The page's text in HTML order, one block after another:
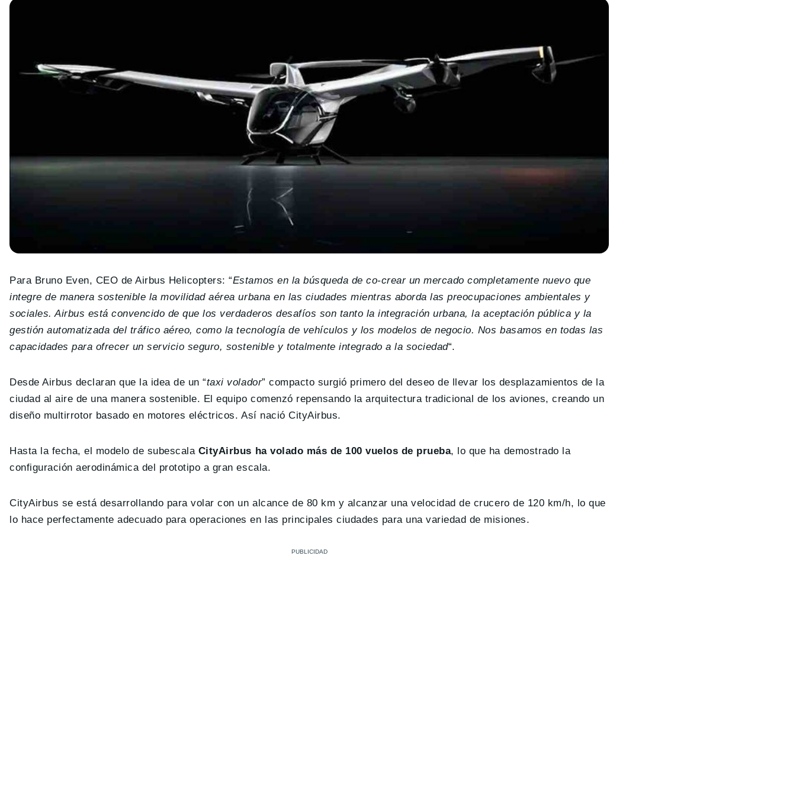
Para Bruno Even, CEO de Airbus Helicopters: “Estamos en la búsqueda de co-crear un mercado completamente nuevo que
integre de manera sostenible la movilidad aérea urbana en las ciudades mientras aborda las preocupaciones ambientales y
sociales. Airbus está convencido de que los verdaderos desafíos son tanto la integración urbana, la aceptación pública y la
gestión automatizada del tráfico aéreo, como la tecnología de vehículos y los modelos de negocio. Nos basamos en todas las
capacidades para ofrecer un servicio seguro, sostenible y totalmente integrado a la sociedad“.
Desde Airbus declaran que la idea de un “taxi volador” compacto surgió primero del deseo de llevar los desplazamientos de la
ciudad al aire de una manera sostenible. El equipo comenzó repensando la arquitectura tradicional de los aviones, creando un
diseño multirrotor basado en motores eléctricos. Así nació CityAirbus.
Hasta la fecha, el modelo de subescalaCityAirbus ha volado más de 100 vuelos de prueba, lo que ha demostrado la
configuración aerodinámica del prototipo a gran escala.
CityAirbus se está desarrollando para volar con un alcance de 80 km y alcanzar una velocidad de crucero de 120 km/h, lo que
lo hace perfectamente adecuado para operaciones en las principales ciudades para una variedad de misiones.